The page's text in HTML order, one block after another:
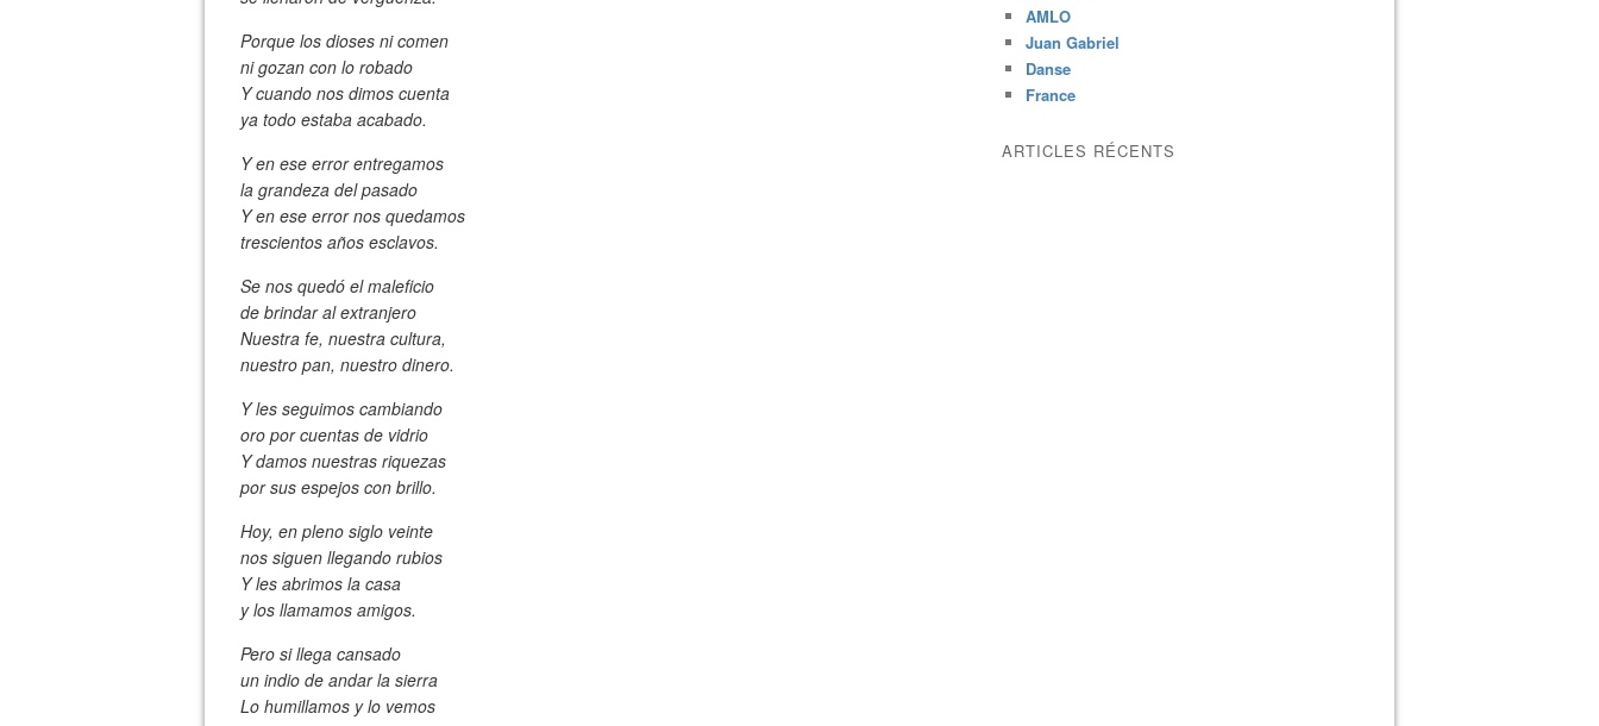
Porque los dioses ni comen
ni gozan con lo robado
Y cuando nos dimos cuenta
ya todo estaba acabado.
Y en ese error entregamos
la grandeza del pasado
Y en ese error nos quedamos
trescientos años esclavos.
Se nos quedó el maleficio
de brindar al extranjero
Nuestra fe, nuestra cultura,
nuestro pan, nuestro dinero.
Y les seguimos cambiando
oro por cuentas de vidrio
Y damos nuestras riquezas
por sus espejos con brillo.
Hoy, en pleno siglo veinte
nos siguen llegando rubios
Y les abrimos la casa
y los llamamos amigos.
Pero si llega cansado
un indio de andar la sierra
Lo humillamos y lo vemos
AMLO
Juan Gabriel
Danse
France
ARTICLES RÉCENTS